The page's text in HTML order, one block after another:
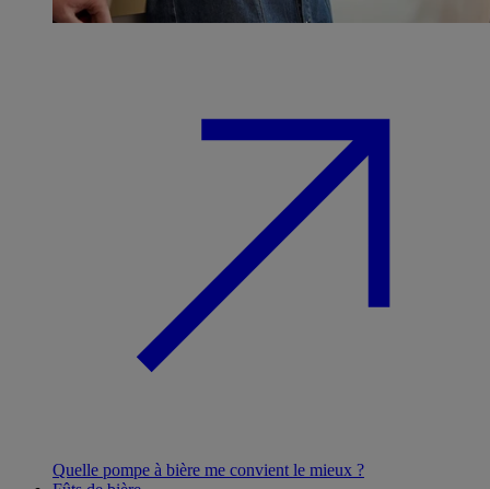
Quelle pompe à bière me convient le mieux ?